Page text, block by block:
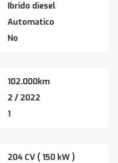
Ibrido diesel
Automatico
No
102.000km
2 / 2022
1
204 CV ( 150 kW )